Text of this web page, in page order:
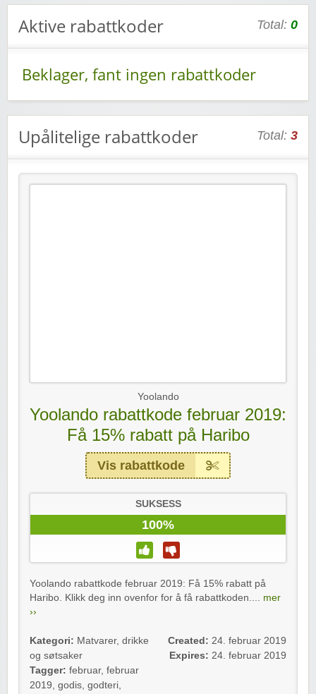
Aktive rabattkoder Total: 0
Beklager, fant ingen rabattkoder
Upålitelige rabattkoder Total: 3
Yoolando
Yoolando rabattkode februar 2019:
Få 15% rabatt på Haribo
Vis rabattkode
SUKSESS
100%
Yoolando rabattkode februar 2019: Få 15% rabatt på
Haribo. Klikk deg inn ovenfor for å få rabattkoden.... mer
››
Kategori: Matvarer, drikke
og søtsaker
Tagger: februar, februar
2019, godis, godteri,
Created: 24. februar 2019
Expires: 24. februar 2019